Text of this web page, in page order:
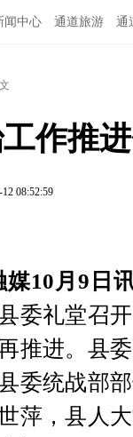
闻中心 通道旅游 通
作推
08:52:59
媒10月9日
委礼堂召
推进。县
委统战部
萍，县人